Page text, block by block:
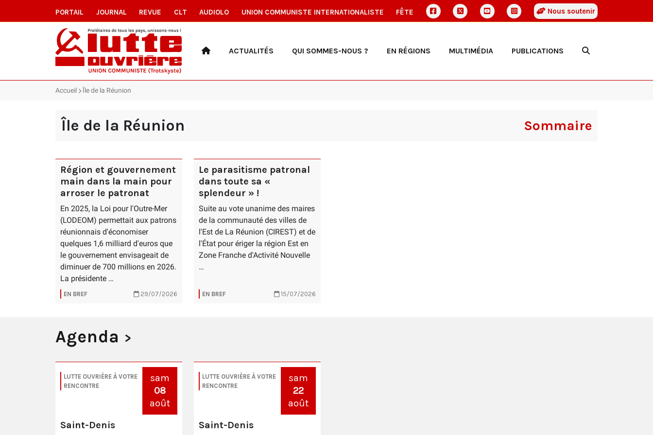
PORTAIL JOURNAL REVUE CLT AUDIOLO UNION COMMUNISTE INTERNATIONALISTE FÊTE Nous soutenir
ACTUALITÉS QUI SOMMES-NOUS ? EN RÉGIONS MULTIMÉDIA PUBLICATIONS
Accueil Île de la Réunion
Île de la Réunion Sommaire
Région et gouvernement
main dans la main pour
arroser le patronat
En 2025, la Loi pour l'Outre-Mer
(LODEOM) permettait aux patrons
réunionnais d'économiser
quelques 1,6 milliard d'euros que
le gouvernement envisageait de
diminuer de 700 millions en 2026.
La présidente …
EN BREF 29/07/2026
Le parasitisme patronal
dans toute sa «
splendeur » !
Suite au vote unanime des maires
de la communauté des villes de
l'Est de La Réunion (CIREST) et de
l'État pour ériger la région Est en
Zone Franche d'Activité Nouvelle
…
EN BREF 15/07/2026
Agenda >
LUTTE OUVRIÈRE À VOTRE
RENCONTRE
sam
08
août
Saint-Denis
LUTTE OUVRIÈRE À VOTRE
RENCONTRE
sam
22
août
Saint-Denis